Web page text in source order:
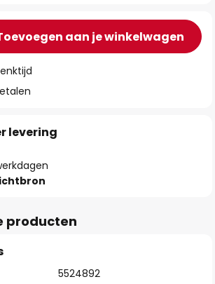
aan je winkelwagen
levering
producten
5524892